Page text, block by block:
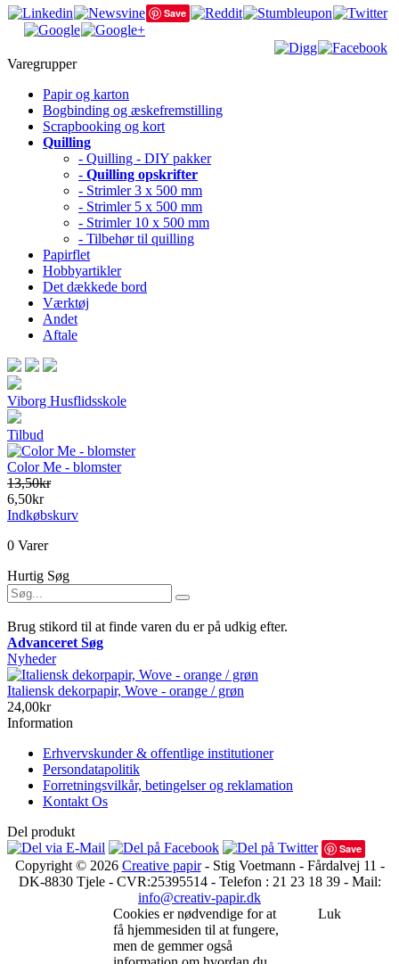
Save
Varegrupper
Papir og karton
Bogbinding og æskefremstilling
Scrapbooking og kort
Quilling
- Quilling - DIY pakker
- Quilling opskrifter
- Strimler 3 x 500 mm
- Strimler 5 x 500 mm
- Strimler 10 x 500 mm
- Tilbehør til quilling
Papirflet
Hobbyartikler
Det dækkede bord
Værktøj
Andet
Aftale
Viborg Husflidsskole
Tilbud
Color Me - blomster
13,50kr
6,50kr
Indkøbskurv
0 Varer
Hurtig Søg
Brug stikord til at finde varen du er på udkig efter.
Advanceret Søg
Nyheder
Italiensk dekorpapir, Wove - orange / grøn
24,00kr
Information
Erhvervskunder & offentlige institutioner
Persondatapolitik
Forretningsvilkår, betingelser og reklamation
Kontakt Os
Del produkt
Save
Copyright © 2026 Creative papir- Stig Voetmann - Fårdalvej 11 -
DK-8830 Tjele - CVR:25395514 - Telefon : 21 23 18 39 - Mail:
info@creativ-papir.dk
Cookies er nødvendige for at
få hjemmesiden til at fungere,
men de gemmer også
Luk